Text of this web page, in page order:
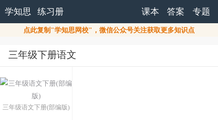
学知思 练习册 课本 答案 专题
点此复制"学知思网校"，微信公众号关注获取更多知识点
三年级下册语文
三年级语文下册(部编版)